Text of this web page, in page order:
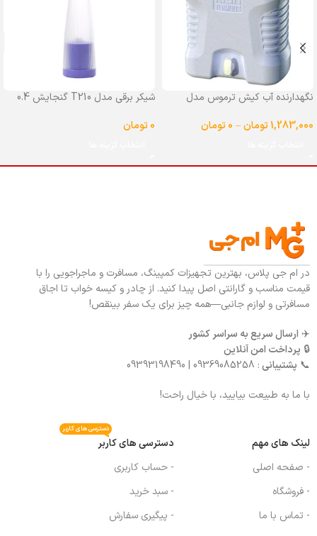
نگهدارنده آب کیش ترموس مدل
1,283,000تومان–
0تومان
شیکر برقی مدل T210 گنجایش 0.4
0تومان
در ام جی پلاس، بهترین تجهیزات کمپینگ، مسافرت و ماجراجویی را با
قیمت مناسب و گارانتی اصل پیدا کنید. از چادر و کیسه خواب تا اجاق
مسافرتی و لوازم جانبی—همه چیز برای یک سفر بینقص!
✈️ ارسال سریع به سراسر کشور
🔒 پرداخت امن آنلاین
📞 پشتیبانی: 09369085258 | 09393198490
با ما به طبیعت بیایید، با خیال راحت!
لینک های مهم
- صفحه اصلی
- فروشگاه
- تماس با ما
دسترسی های کاربر
دسترسی های کاربر
- حساب کاربری
- سبد خرید
- پیگیری سفارش